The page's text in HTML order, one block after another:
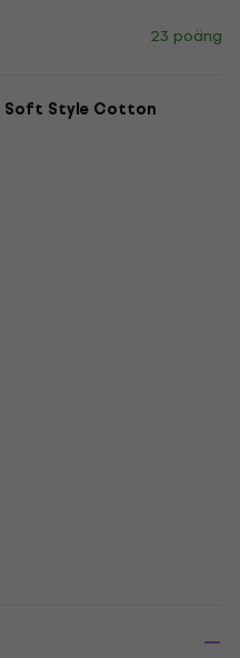
23 poäng
Soft Style Cotton